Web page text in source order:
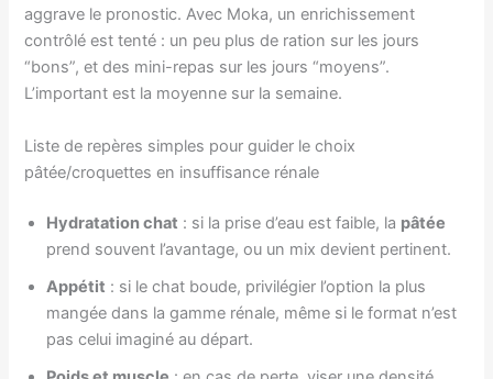
aggrave le pronostic. Avec Moka, un enrichissement
contrôlé est tenté : un peu plus de ration sur les jours
“bons”, et des mini-repas sur les jours “moyens”.
L’important est la moyenne sur la semaine.
Liste de repères simples pour guider le choix
pâtée/croquettes en insuffisance rénale
Hydratation chat : si la prise d’eau est faible, la pâtée
prend souvent l’avantage, ou un mix devient pertinent.
Appétit : si le chat boude, privilégier l’option la plus
mangée dans la gamme rénale, même si le format n’est
pas celui imaginé au départ.